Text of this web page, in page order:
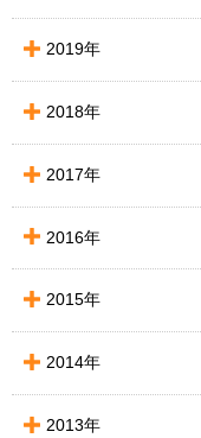
2019年
2018年
2017年
2016年
2015年
2014年
2013年